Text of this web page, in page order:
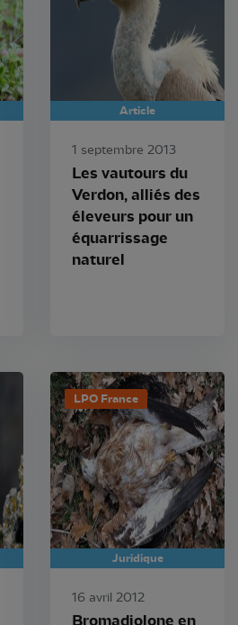
Article
1 septembre 2013
Les vautours du
Verdon, alliés des
éleveurs pour un
équarrissage
naturel
LPO France
Juridique
16 avril 2012
Bromadiolone en